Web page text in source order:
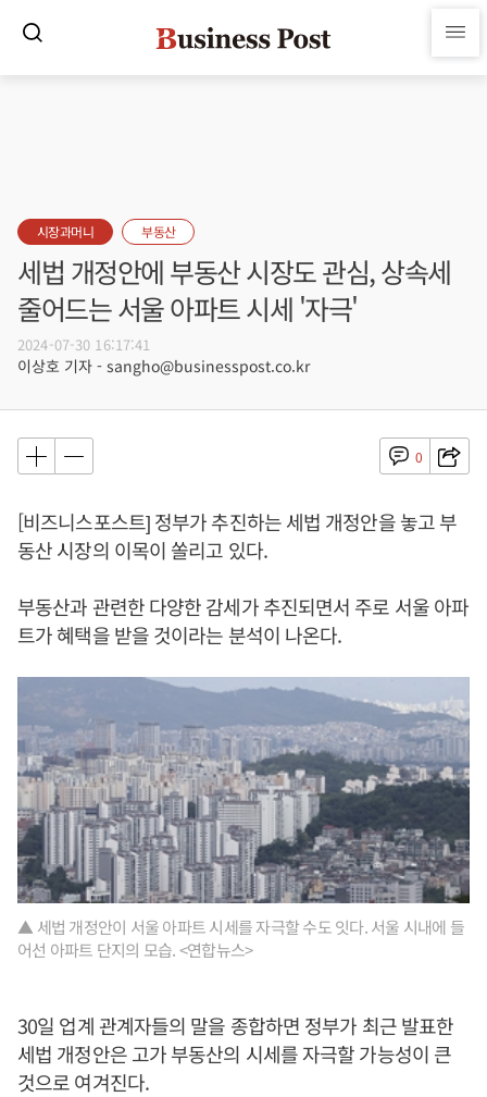
시장과머니 부동산
세법 개정안에 부동산 시장도 관심, 상속세
줄어드는 서울 아파트 시세 '자극'
2024-07-30 16:17:41
이상호 기자 - sangho@businesspost.co.kr
0
[비즈니스포스트] 정부가 추진하는 세법 개정안을 놓고 부
동산 시장의 이목이 쏠리고 있다.
부동산과 관련한 다양한 감세가 추진되면서 주로 서울 아파
트가 혜택을 받을 것이라는 분석이 나온다.
▲ 세법 개정안이 서울 아파트 시세를 자극할 수도 잇다. 서울 시내에 들
어선 아파트 단지의 모습. <연합뉴스>
30일 업계 관계자들의 말을 종합하면 정부가 최근 발표한
세법 개정안은 고가 부동산의 시세를 자극할 가능성이 큰
것으로 여겨진다.